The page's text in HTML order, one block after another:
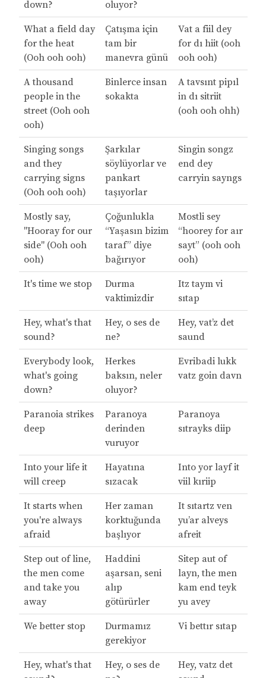
down? oluyor?
What a field day
for the heat
(Ooh ooh ooh)
Çatışma için
tam bir
manevra günü
Vat a fiil dey
for dı hiit (ooh
ooh ooh)
A thousand
people in the
street (Ooh ooh
ooh)
Binlerce insan
sokakta
A tavsınt pipıl
in dı sitriit
(ooh ooh ohh)
Singing songs
and they
carrying signs
(Ooh ooh ooh)
Şarkılar
söylüyorlar ve
pankart
taşıyorlar
Singin songz
end dey
carryin sayngs
Mostly say,
"Hooray for our
side" (Ooh ooh
ooh)
Çoğunlukla
“Yaşasın bizim
taraf” diye
bağırıyor
Mostli sey
“hoorey for aır
sayt” (ooh ooh
ooh)
It's time we stop
Durma
vaktimizdir
Itz taym vi
sıtap
Hey, what's that
sound?
Hey, o ses de
ne?
Hey, vat’z det
saund
Everybody look,
what's going
down?
Herkes
baksın, neler
oluyor?
Evribadi lukk
vatz goin davn
Paranoia strikes
deep
Paranoya
derinden
vuruyor
Paranoya
sıtrayks diip
Into your life it
will creep
Hayatına
sızacak
Into yor layf it
viil kıriip
It starts when
you're always
afraid
Her zaman
korktuğunda
başlıyor
It sıtartz ven
yu’ar alveys
afreit
Step out of line,
the men come
and take you
away
Haddini
aşarsan, seni
alıp
götürürler
Sitep aut of
layn, the men
kam end teyk
yu avey
We better stop
Durmamız
gerekiyor
Vi bettır sıtap
Hey, what's that
Hey, o ses de
Hey, vatz det